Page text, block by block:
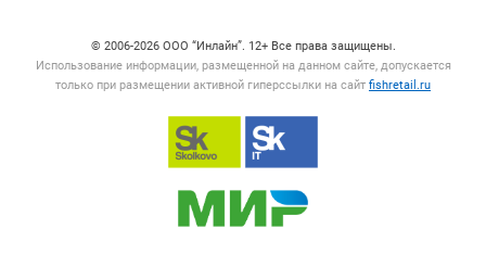
© 2006‑2026 ООО “Инлайн”. 12+ Все права защищены.
Использование информации, размещенной на данном сайте, допускается
только при размещении активной гиперссылки на сайт fishretail.ru